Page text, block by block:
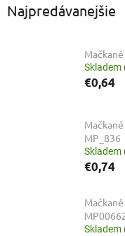
Najpredávanejšie
Skladem
€0,64
MP_836
Skladem
€0,74
Skladem